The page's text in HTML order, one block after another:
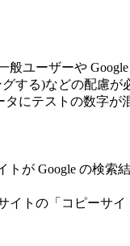
ユーザーや
する)などの配慮が
にテストの数字が
トが Google の検
イトの「コピーサ